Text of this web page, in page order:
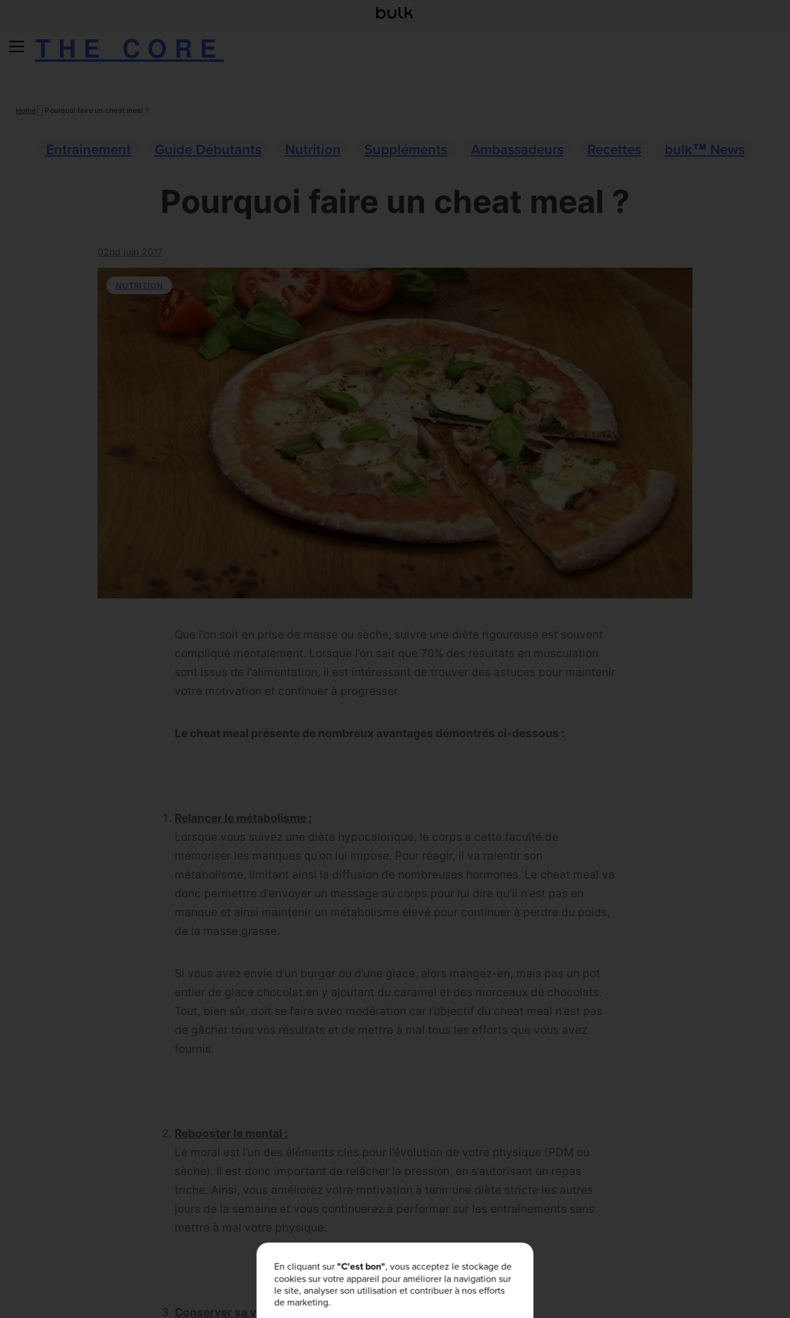
THE CORE
Home Pourquoi faire un cheat meal ?
Entrainement Guide Débutants Nutrition Suppléments Ambassadeurs Recettes bulk™ News
Pourquoi faire un cheat meal ?
02nd juin 2017
NUTRITION
Que l’on soit en prise de masse ou sèche, suivre une diète rigoureuse est souvent
compliqué mentalement. Lorsque l’on sait que 70% des résultats en musculation
sont issus de l’alimentation, il est intéressant de trouver des astuces pour maintenir
votre motivation et continuer à progresser.
Le cheat meal présente de nombreux avantages démontrés ci-dessous :
Relancer le métabolisme :
Lorsque vous suivez une diète hypocalorique, le corps a cette faculté de
mémoriser les manques qu’on lui impose. Pour réagir, il va ralentir son
métabolisme, limitant ainsi la diffusion de nombreuses hormones. Le cheat meal va
donc permettre d’envoyer un message au corps pour lui dire qu’il n’est pas en
manque et ainsi maintenir un métabolisme élevé pour continuer à perdre du poids,
de la masse grasse.
Si vous avez envie d’un burger ou d’une glace, alors mangez-en, mais pas un pot
entier de glace chocolat en y ajoutant du caramel et des morceaux de chocolats.
Tout, bien sûr, doit se faire avec modération car l’objectif du cheat meal n’est pas
de gâcher tous vos résultats et de mettre à mal tous les efforts que vous avez
fournis.
Rebooster le mental :
Le moral est l’un des éléments clés pour l’évolution de votre physique (PDM ou
sèche). Il est donc important de relâcher la pression, en s’autorisant un repas
triche. Ainsi, vous améliorez votre motivation à tenir une diète stricte les autres
jours de la semaine et vous continuerez à performer sur les entraînements sans
mettre à mal votre physique.
Conserver sa vie sociale :
En cliquant sur"C'est bon", vous acceptez le stockage de
cookies sur votre appareil pour améliorer la navigation sur
le site, analyser son utilisation et contribuer à nos efforts
de marketing.